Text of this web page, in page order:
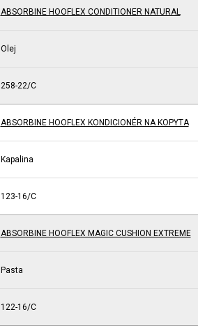
ABSORBINE HOOFLEX CONDITIONER NATURAL
Olej
258-22/C
ABSORBINE HOOFLEX KONDICIONÉR NA KOPYTA
Kapalina
123-16/C
ABSORBINE HOOFLEX MAGIC CUSHION EXTREME
Pasta
122-16/C